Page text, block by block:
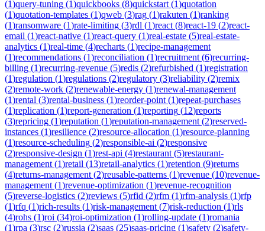
(1)query-tuning (1)quickbooks (8)quickstart (1)quotation
(1)quotation-templates (1)qweb (3)rag (1)rakuten (1)ranking
(1)ransomware (1)rate-limiting (3)rdl (1)react (8)react-19 (2)react-
email (1)react-native (1)react-query (1)real-estate (5)real-estate-
analytics (1)real-time (4)recharts (1)recipe-management
(1)recommendations (1)reconciliation (1)recruitment (6)recurring-
billing (1)recurring-revenue (5)redis (2)refurbished (1)registration
(1)regulation (1)regulations (2)regulatory (3)reliability (2)remix
(2)remote-work (2)renewable-energy (1)renewal-management
(1)rental (3)rental-business (1)reorder-point (1)repeat-purchases
(1)replication (1)report-generation (1)reporting (12)reports
(3)repricing (1)reputation (1)reputation-management (2)reserved-
instances (1)resilience (2)resource-allocation (1)resource-planning
(1)resource-scheduling (2)responsible-ai (2)responsive
(2)responsive-design (1)rest-api (4)restaurant (5)restaurant-
management (1)retail (13)retail-analytics (1)retention (9)returns
(4)returns-management (2)reusable-patterns (1)revenue (10)revenue-
management (1)revenue-optimization (1)revenue-recognition
(5)reverse-logistics (2)reviews (5)rfid (2)rfm (1)rfm-analysis (1)rfp
(1)rfq (1)rich-results (1)risk-management (7)risk-reduction (1)rls
(4)rohs (1)roi (34)roi-optimization (1)rolling-update (1)romania
(1)rpa (3)rsc (2)russia (2)saas (25)saas-pricing (1)safety (2)safety-